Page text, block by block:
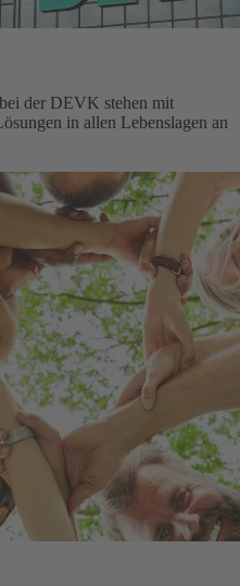
der DEVK stehen mit
in allen Lebenslagen an